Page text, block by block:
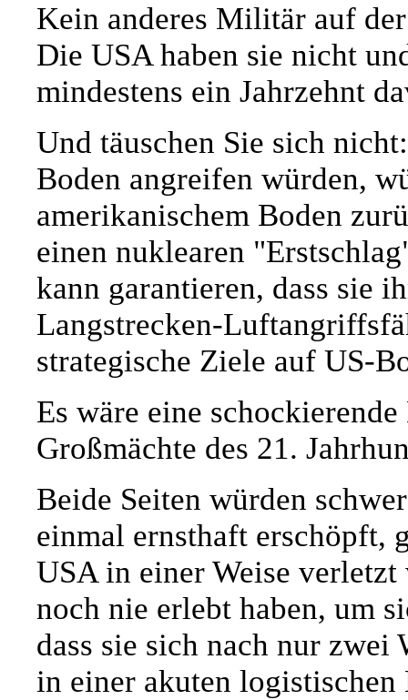
Kein anderes Militär auf
Die USA haben sie nicht
mindestens ein Jahrzehnt
Und täuschen Sie sich
Boden angreifen würden,
amerikanischem Boden
einen nuklearen
kann garantieren, dass sie
Langstrecken-
strategische Ziele auf US-
Es wäre eine
Großmächte des 21.
Beide Seiten würden
einmal ernsthaft erschöpft,
USA in einer Weise
noch nie erlebt haben, um
dass sie sich nach nur
in einer akuten